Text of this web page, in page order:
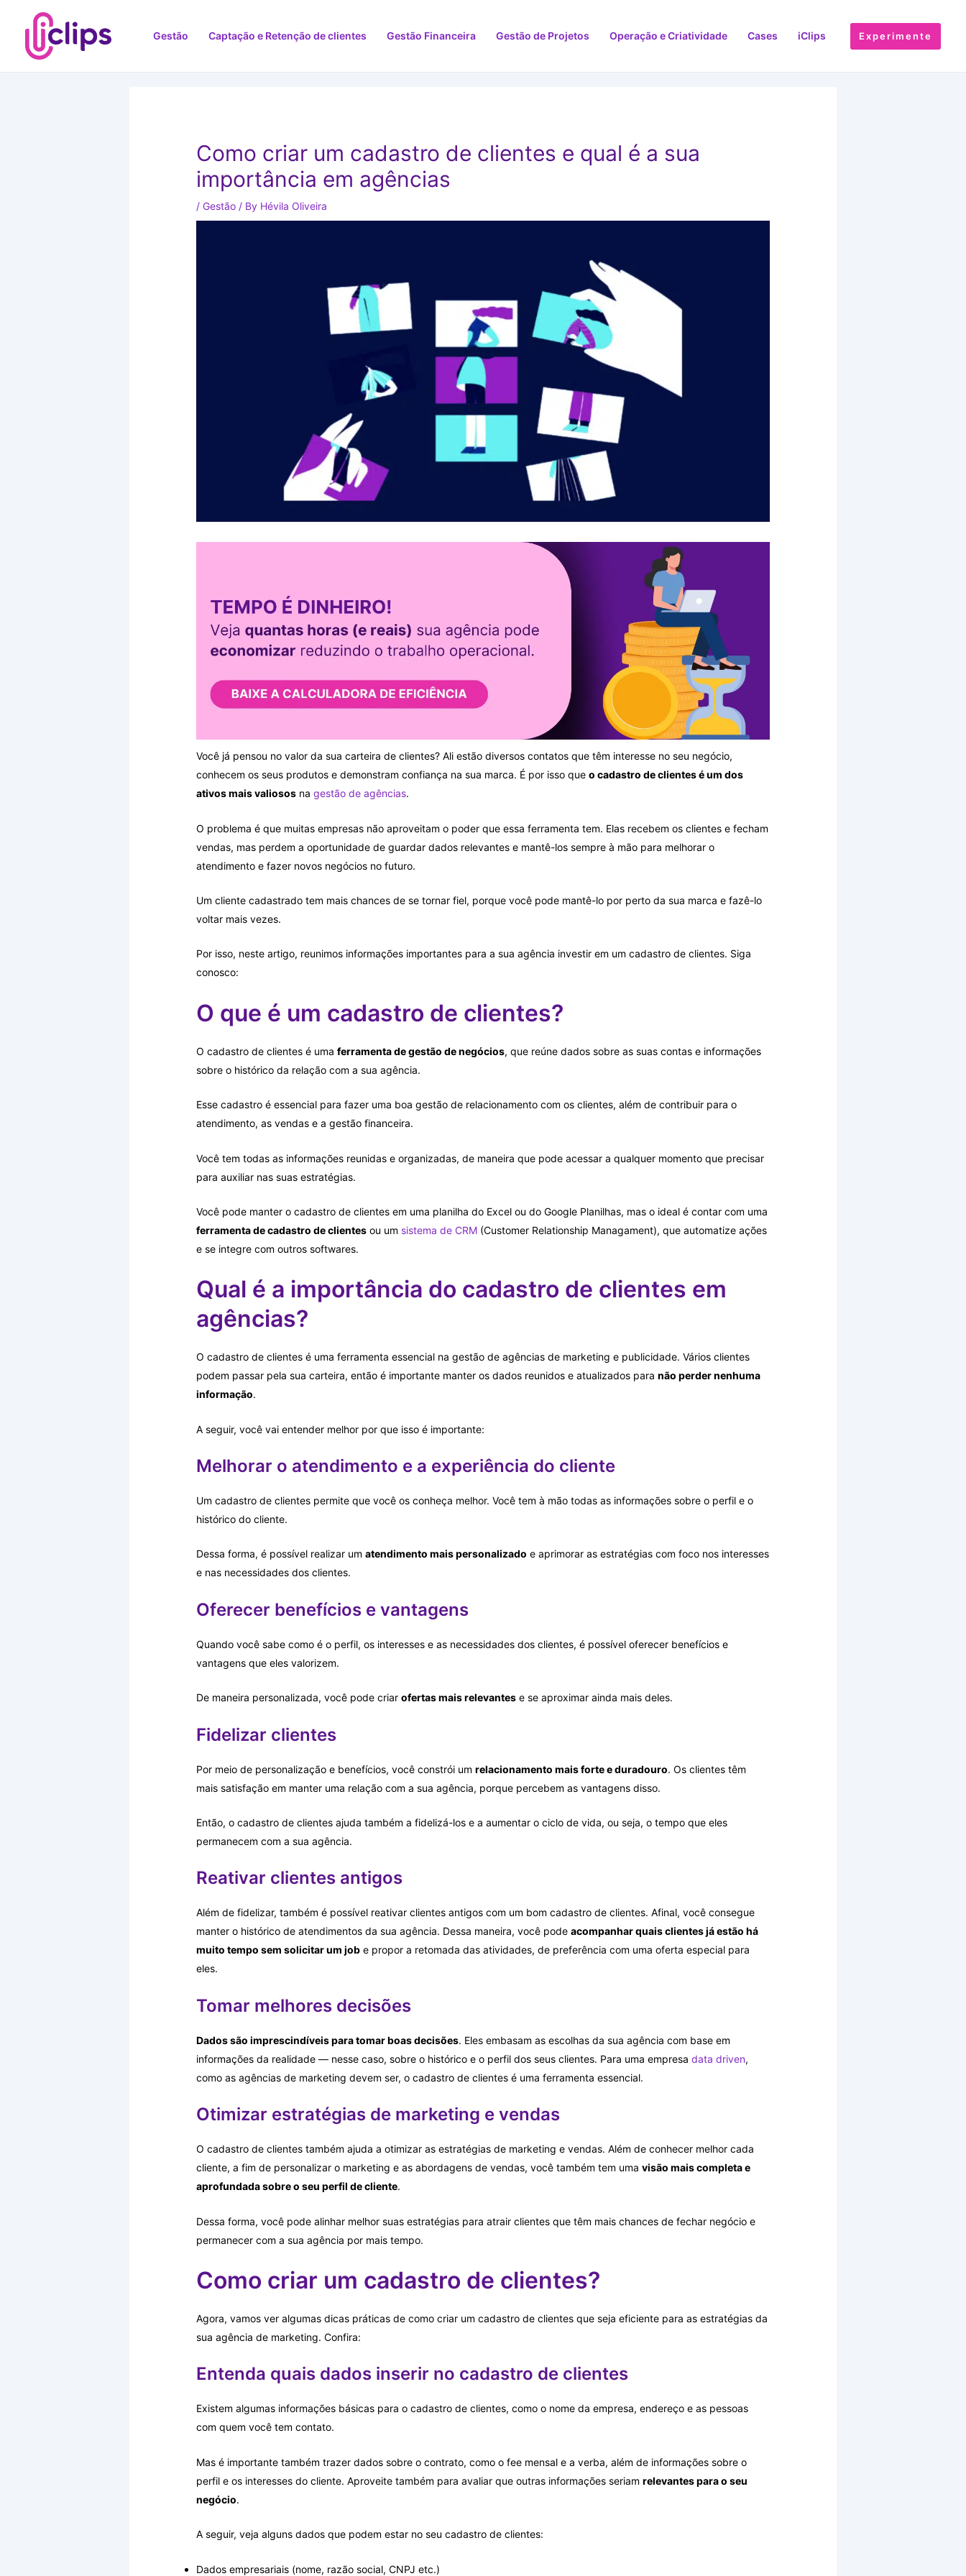
content
Gestão Captação e Retenção de clientes Gestão Financeira Gestão de Projetos Operação e Criatividade Cases iClips Experimente
Como criar um cadastro de clientes e qual é a sua
importância em agências
/ Gestão / By Hévila Oliveira
Você já pensou no valor da sua carteira de clientes? Ali estão diversos contatos que têm interesse no seu negócio,
conhecem os seus produtos e demonstram confiança na sua marca. É por isso queo cadastro de clientes é um dos
ativos mais valiosos nagestão de agências.
O problema é que muitas empresas não aproveitam o poder que essa ferramenta tem. Elas recebem os clientes e fecham
vendas, mas perdem a oportunidade de guardar dados relevantes e mantê-los sempre à mão para melhorar o
atendimento e fazer novos negócios no futuro.
Um cliente cadastrado tem mais chances de se tornar fiel, porque você pode mantê-lo por perto da sua marca e fazê-lo
voltar mais vezes.
Por isso, neste artigo, reunimos informações importantes para a sua agência investir em um cadastro de clientes. Siga
conosco:
O que é um cadastro de clientes?
O cadastro de clientes é umaferramenta de gestão de negócios, que reúne dados sobre as suas contas e informações
sobre o histórico da relação com a sua agência.
Esse cadastro é essencial para fazer uma boa gestão de relacionamento com os clientes, além de contribuir para o
atendimento, as vendas e a gestão financeira.
Você tem todas as informações reunidas e organizadas, de maneira que pode acessar a qualquer momento que precisar
para auxiliar nas suas estratégias.
Você pode manter o cadastro de clientes em uma planilha do Excel ou do Google Planilhas, mas o ideal é contar com uma
ferramenta de cadastro de clientes ou um sistema de CRM (Customer Relationship Managament), que automatize ações
e se integre com outros softwares.
Qual é a importância do cadastro de clientes em
agências?
O cadastro de clientes é uma ferramenta essencial na gestão de agências de marketing e publicidade. Vários clientes
podem passar pela sua carteira, então é importante manter os dados reunidos e atualizados paranão perder nenhuma
informação.
A seguir, você vai entender melhor por que isso é importante:
Melhorar o atendimento e a experiência do cliente
Um cadastro de clientes permite que você os conheça melhor. Você tem à mão todas as informações sobre o perfil e o
histórico do cliente.
Dessa forma, é possível realizar umatendimento mais personalizado e aprimorar as estratégias com foco nos interesses
e nas necessidades dos clientes.
Oferecer benefícios e vantagens
Quando você sabe como é o perfil, os interesses e as necessidades dos clientes, é possível oferecer benefícios e
vantagens que eles valorizem.
De maneira personalizada, você pode criarofertas mais relevantes e se aproximar ainda mais deles.
Fidelizar clientes
Por meio de personalização e benefícios, você constrói umrelacionamento mais forte e duradouro. Os clientes têm
mais satisfação em manter uma relação com a sua agência, porque percebem as vantagens disso.
Então, o cadastro de clientes ajuda também a fidelizá-los e a aumentar o ciclo de vida, ou seja, o tempo que eles
permanecem com a sua agência.
Reativar clientes antigos
Além de fidelizar, também é possível reativar clientes antigos com um bom cadastro de clientes. Afinal, você consegue
manter o histórico de atendimentos da sua agência. Dessa maneira, você podeacompanhar quais clientes já estão há
muito tempo sem solicitar um job e propor a retomada das atividades, de preferência com uma oferta especial para
eles.
Tomar melhores decisões
Dados são imprescindíveis para tomar boas decisões. Eles embasam as escolhas da sua agência com base em
informações da realidade — nesse caso, sobre o histórico e o perfil dos seus clientes. Para uma empresadata driven,
como as agências de marketing devem ser, o cadastro de clientes é uma ferramenta essencial.
Otimizar estratégias de marketing e vendas
O cadastro de clientes também ajuda a otimizar as estratégias de marketing e vendas. Além de conhecer melhor cada
cliente, a fim de personalizar o marketing e as abordagens de vendas, você também tem umavisão mais completa e
aprofundada sobre o seu perfil de cliente.
Dessa forma, você pode alinhar melhor suas estratégias para atrair clientes que têm mais chances de fechar negócio e
permanecer com a sua agência por mais tempo.
Como criar um cadastro de clientes?
Agora, vamos ver algumas dicas práticas de como criar um cadastro de clientes que seja eficiente para as estratégias da
sua agência de marketing. Confira:
Entenda quais dados inserir no cadastro de clientes
Existem algumas informações básicas para o cadastro de clientes, como o nome da empresa, endereço e as pessoas
com quem você tem contato.
Mas é importante também trazer dados sobre o contrato, como o fee mensal e a verba, além de informações sobre o
perfil e os interesses do cliente. Aproveite também para avaliar que outras informações seriamrelevantes para o seu
negócio.
A seguir, veja alguns dados que podem estar no seu cadastro de clientes:
Dados empresariais (nome, razão social, CNPJ etc.)